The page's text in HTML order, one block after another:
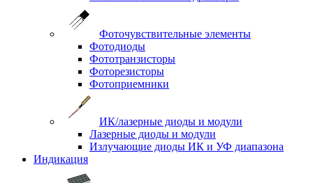
Фоточувствительные элементы
Фотодиоды
Фототранзисторы
Фоторезисторы
Фотоприемники
ИК/лазерные диоды и модули
Лазерные диоды и модули
Излучающие диоды ИК и УФ диапазона
Индикация